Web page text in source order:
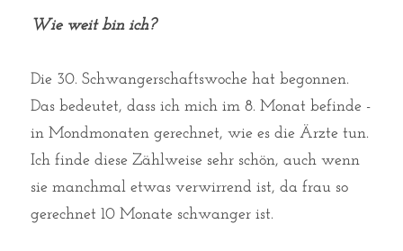
Wie weit bin ich?
Die 30. Schwangerschaftswoche hat begonnen.
Das bedeutet, dass ich mich im 8. Monat befinde -
in Mondmonaten gerechnet, wie es die Ärzte tun.
Ich finde diese Zählweise sehr schön, auch wenn
sie manchmal etwas verwirrend ist, da frau so
gerechnet 10 Monate schwanger ist.